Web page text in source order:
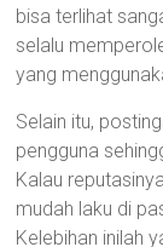
bisa terlihat
selalu
yang
Selain itu,
pengguna
Kalau
mudah laku di
Kelebihan inilah